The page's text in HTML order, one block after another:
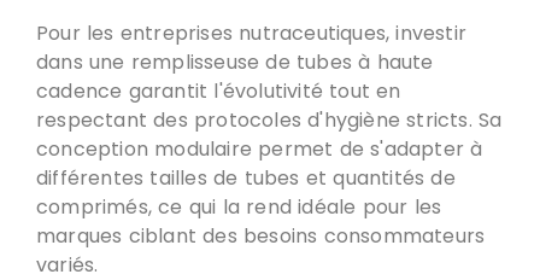
Pour les entreprises nutraceutiques,investir
dans une remplisseuse de tubes à haute
cadence garantit l'évolutivité tout en
respectant des protocoles d'hygiène stricts.Sa
conception modulaire permet de s'adapter à
différentes tailles de tubes et quantités de
comprimés, ce qui la rend idéale pour les
marques ciblant des besoins consommateurs
variés.